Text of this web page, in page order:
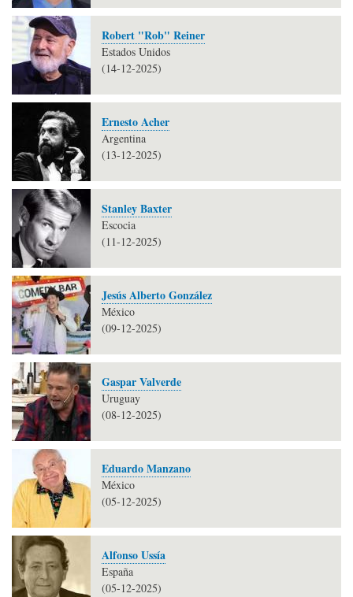
Robert "Rob" Reiner
Estados Unidos
(14-12-2025)
Ernesto Acher
Argentina
(13-12-2025)
Stanley Baxter
Escocia
(11-12-2025)
Jesús Alberto González
México
(09-12-2025)
Gaspar Valverde
Uruguay
(08-12-2025)
Eduardo Manzano
México
(05-12-2025)
Alfonso Ussía
España
(05-12-2025)